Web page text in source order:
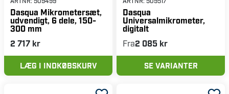
Dasqua Mikrometersæt,
udvendigt, 6 dele, 150-
300 mm
2 717 kr
LÆG I INDKØBSKURV
Dasqua
Universalmikrometer,
digitalt
Fra2 085 kr
SE VARIANTER